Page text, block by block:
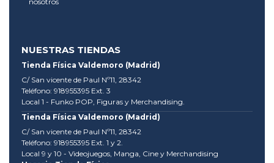
NUESTRAS TIENDAS
Tienda Física Valdemoro (Madrid)
C/ San vicente de Paul Nº11, 28342
Teléfono: 918955395 Ext. 3
Local 1 - Funko POP, Figuras y Merchandising.
Tienda Física Valdemoro (Madrid)
C/ San vicente de Paul Nº11, 28342
Teléfono: 918955395 Ext. 1 y 2.
Local 9 y 10 - Videojuegos, Manga, Cine y Merchandising